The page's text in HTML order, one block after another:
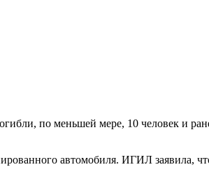
по меньшей мере, 10 человек и
автомобиля. ИГИЛ заявила,